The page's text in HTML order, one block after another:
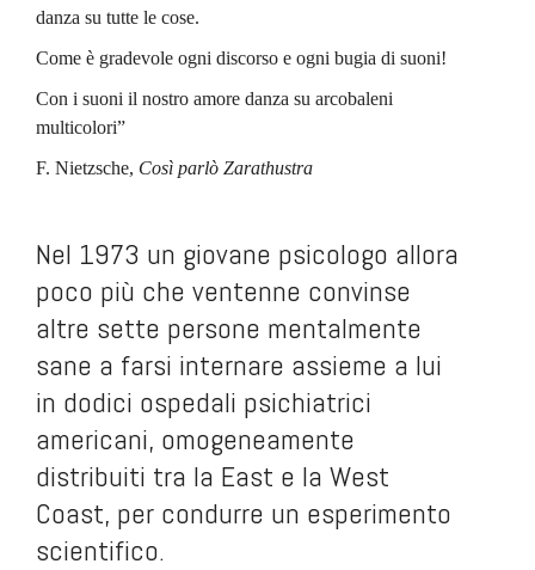
danza su tutte le cose.
Come è gradevole ogni discorso e ogni bugia di suoni!
Con i suoni il nostro amore danza su arcobaleni
multicolori”
F. Nietzsche, Così parlò Zarathustra
Nel 1973 un giovane psicologo allora
poco più che ventenne convinse
altre sette persone mentalmente
sane a farsi internare assieme a lui
in dodici ospedali psichiatrici
americani, omogeneamente
distribuiti tra la East e la West
Coast, per condurre un esperimento
scientifico.